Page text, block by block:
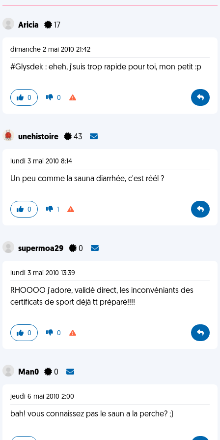
Aricia 17
dimanche 2 mai 2010 21:42
#Glysdek : eheh, j'suis trop rapide pour toi, mon petit :p
0 0
unehistoire 43
lundi 3 mai 2010 8:14
Un peu comme la sauna diarrhée, c'est réél ?
0 1
supermoa29 0
lundi 3 mai 2010 13:39
RHOOOO j'adore, validé direct, les inconvéniants des
certificats de sport déjà tt préparé!!!!
0 0
Man0 0
jeudi 6 mai 2010 2:00
bah! vous connaissez pas le saun a la perche? ;)